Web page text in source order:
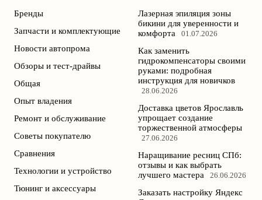
Бренды
Запчасти и комплектующие
Новости автопрома
Обзоры и тест-драйвы
Общая
Опыт владения
Ремонт и обслуживание
Советы покупателю
Сравнения
Технологии и устройство
Тюнинг и аксессуары
Лазерная эпиляция зоны
бикини для уверенности и
комфорта
01.07.2026
Как заменить
гидрокомпенсаторы своими
руками: подробная
инструкция для новичков
28.06.2026
Доставка цветов Ярославль
упрощает создание
торжественной атмосферы
27.06.2026
Наращивание ресниц СПб:
отзывы и как выбрать
лучшего мастера
26.06.2026
Заказать настройку Яндекс